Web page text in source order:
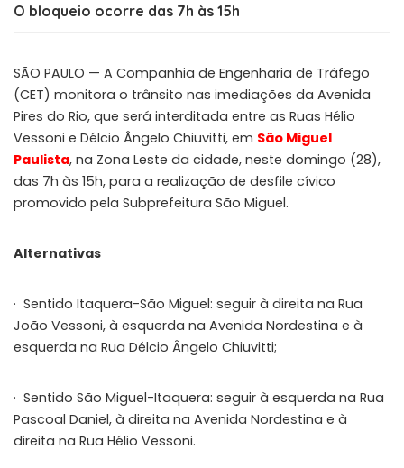
O bloqueio ocorre das 7h às 15h
SÃO PAULO — A Companhia de Engenharia de Tráfego
(CET) monitora o trânsito nas imediações da Avenida
Pires do Rio, que será interditada entre as Ruas Hélio
Vessoni e Délcio Ângelo Chiuvitti, em São Miguel
Paulista, na Zona Leste da cidade, neste domingo (28),
das 7h às 15h, para a realização de desfile cívico
promovido pela Subprefeitura São Miguel.
Alternativas
· Sentido Itaquera-São Miguel: seguir à direita na Rua
João Vessoni, à esquerda na Avenida Nordestina e à
esquerda na Rua Délcio Ângelo Chiuvitti;
· Sentido São Miguel-Itaquera: seguir à esquerda na Rua
Pascoal Daniel, à direita na Avenida Nordestina e à
direita na Rua Hélio Vessoni.